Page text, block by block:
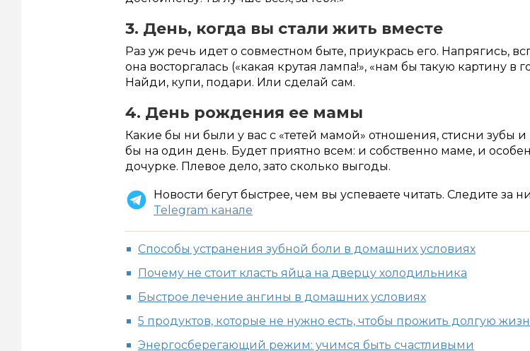
3. День, когда вы стали жить вместе
Раз уж речь идет о совместном быте, приукрась его. Напрягись,
она восторгалась («какая крутая лампа!», «нам бы такую картину в
Найди, купи, подари. Или сделай сам.
4. День рождения ее мамы
Какие бы ни были у вас с «тетей мамой» отношения, стисни зубы и
бы на один день. Будет приятно всем: и собственно маме, и
дочурке. Плевое дело, зато сколько выгоды.
Новости бегут быстрее, чем вы успеваете читать. Следите за
Telegram канале
Способы устранения зубной боли в домашних условиях
Почему не стоит класть яйца на дверцу холодильника
Быстрое лечение ангины в домашних условиях
5 продуктов, которые не нужно есть, чтобы прожить долгую
Энергосберегающий режим: учимся быть счастливыми